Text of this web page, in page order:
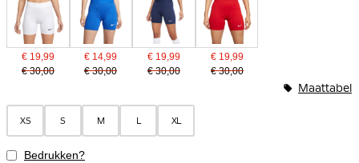
€ 19,99
€ 30,00
€ 14,99
€ 30,00
€ 19,99
€ 30,00
€ 19,99
€ 30,00
XS S M L XL
Maattabel
Bedrukken?